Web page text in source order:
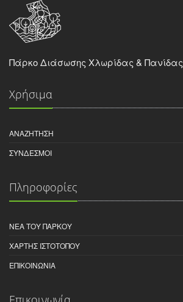
Πάρκο Διάσωσης Χλωρίδας & Πανίδας
Χρήσιμα
ΑΝΑΖΉΤΗΣΗ
ΣΎΝΔΕΣΜΟΙ
Πληροφορίες
ΝΈΑ ΤΟΥ ΠΆΡΚΟΥ
ΧΆΡΤΗΣ ΙΣΤΌΤΟΠΟΥ
ΕΠΙΚΟΙΝΩΝΊΑ